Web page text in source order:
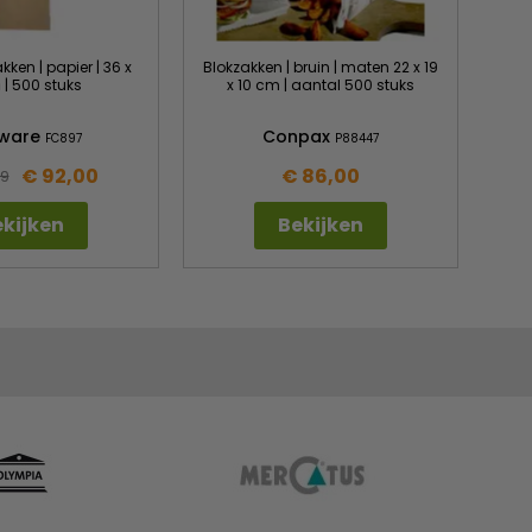
| papier | 36 x
| 500 stuks
FC897
€ 92,00
Blokzakken | bruin | maten 22 x 19
x 10 cm | aantal 500 stuks
Conpax P88447
€ 86,00
Bekijken